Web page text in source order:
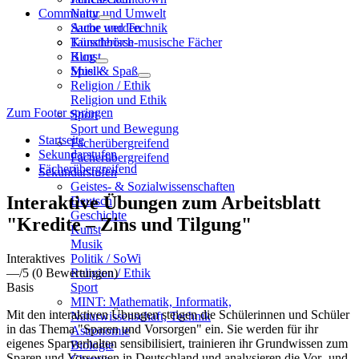
Natur und Umwelt
Sache und Technik
Künstlerisch-musische Fächer
Kunst
Musik
Religion / Ethik
Religion und Ethik
Sport
Sport und Bewegung
Fächerübergreifend
Fächerübergreifend
Sekundarstufen
Geistes- & Sozialwissenschaften
Deutsch
Geschichte
Kunst
Musik
Politik / SoWi
Religion / Ethik
Sport
MINT: Mathematik, Informatik,
Naturwissenschaft, Technik
Astronomie
Biologie
Community
Autor werden
Tauschbörse
Blog
Spiel & Spaß
Zum Footer springen
Startseite
Sekundarstufen
Fächerübergreifend
Interaktive Übungen zum Arbeitsblatt
"Kredite – Zins und Tilgung"
Interaktives
—/5 (0 Bewertungen)
Basis
Mit den interaktiven Übungen steigen die Schülerinnen und Schüler
in das Thema "Sparen und Vorsorgen" ein. Sie werden für ihr
eigenes Sparverhalten sensibilisiert, trainieren ihr Grundwissen zum